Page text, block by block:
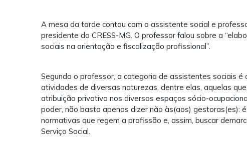
A mesa da tarde contou com o assistente social e
presidente do CRESS-MG. O professor falou sobre a
sociais na orientação e fiscalização profissional”.
Segundo o professor, a categoria de assistentes sociais
atividades de diversas naturezas, dentre elas, aquelas
atribuição privativa nos diversos espaços sócio-
poder, não basta apenas dizer não às(aos) gestoras(es):
normativas que regem a profissão e, assim, buscar
Serviço Social.